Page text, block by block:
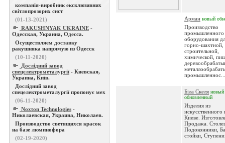
компанія-виробник ексклюзивних
світлопрозорих сист
(01-13-2021)
RAKUSHNYAK UKRAINE -
Одесская, Украина, Одесса.
Осуществляем доставку
ракушняка напрямую из Одесск
(10-11-2020)
Дослідний завод
спецелектрометалургії - Киевская,
Украина, Київ.
Дослідний завод
спецелектрометалургії пропонує мех
(06-11-2020)
Noxton Technologies -
Николаевская, Украина, Николаев.
Производство светящихся красок
на базе люминофора
(02-19-2020)
Арман новый
Производство
промышленного
оборудования
горно-шахтной,
строительной,
химической,
промышленнос...
Біла Скеля новый
обновленный
Изделия из
искусственного
Киеве.
Продажа.
Подоконники,
стойки,